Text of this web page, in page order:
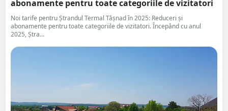
abonamente pentru toate categoriile de vizitatori
Noi tarife pentru Ştrandul Termal Tășnad în 2025: Reduceri și
abonamente pentru toate categoriile de vizitatori. Începând cu anul
2025, Ştra...